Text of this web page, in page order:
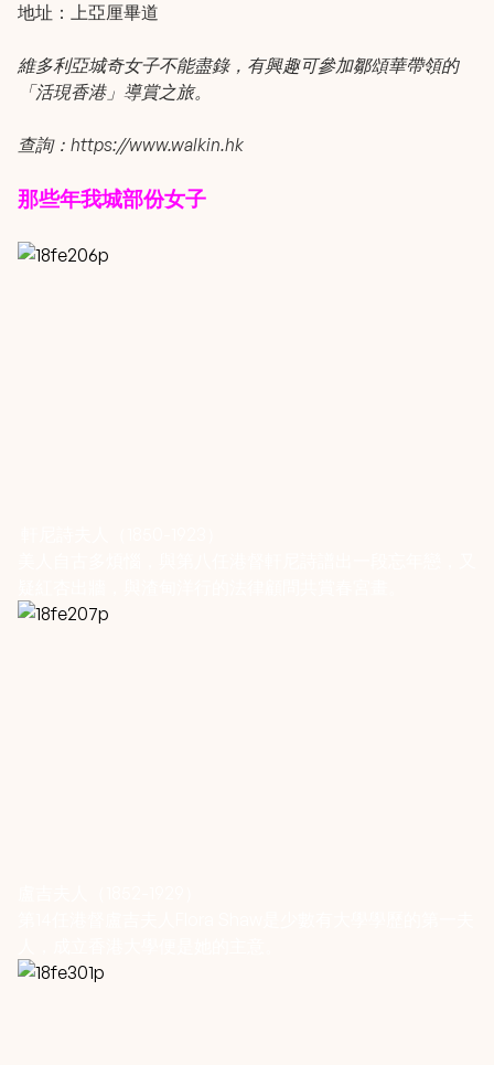
地址：上亞厘畢道
維多利亞城奇女子不能盡錄，有興趣可參加鄒頌華帶領的
「活現香港」導賞之旅。
查詢： https://www.walkin.hk
那些年我城部份女子